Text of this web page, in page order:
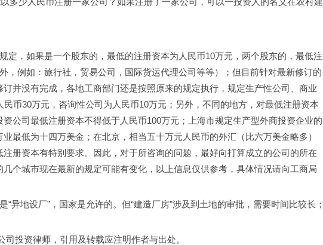
定，如果是一个股东的，最低的注册资本为人民币10万元，两个股东的，最低注
，例如：旅行社，贸易公司，国际货运代理公司等等）；但目前针对最新修订的
并没有完成，各地工商部门还是按照原来的规定执行，规定生产性公司、商业
币30万元，咨询性公司为人民币10万元；另外，不同的地方，对最低注册资本
公司最低注册资本不得低于人民币100万元；上海市规定生产型外商投资企业的
最低为十四万美金；在北京，相当五十万元人民币的外汇（比六万美金略多）
册资本有特别要求。因此，对于所咨询的问题，最好向打算成立的公司的所在
个城市现在最新的规定可能有变化，以上信息仅供参考，具体情况请向工商局
“异地设厂”，国家是允许的。但“建造厂房”涉及到土地的审批，需要时间比较长；
投资律师，引用及转载应注明作者与出处。